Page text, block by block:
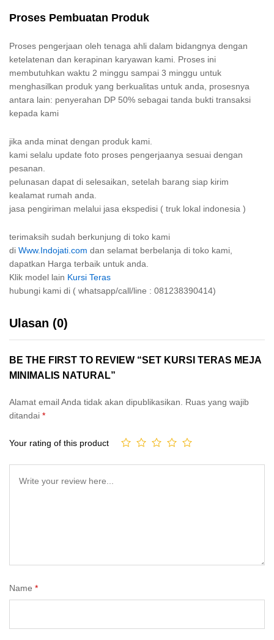
Proses Pembuatan Produk
Proses pengerjaan oleh tenaga ahli dalam bidangnya dengan
ketelatenan dan kerapinan karyawan kami. Proses ini
membutuhkan waktu 2 minggu sampai 3 minggu untuk
menghasilkan produk yang berkualitas untuk anda, prosesnya
antara lain: penyerahan DP 50% sebagai tanda bukti transaksi
kepada kami
jika anda minat dengan produk kami.
kami selalu update foto proses pengerjaanya sesuai dengan
pesanan.
pelunasan dapat di selesaikan, setelah barang siap kirim
kealamat rumah anda.
jasa pengiriman melalui jasa ekspedisi ( truk lokal indonesia )
terimaksih sudah berkunjung di toko kami
di Www.Indojati.com dan selamat berbelanja di toko kami,
dapatkan Harga terbaik untuk anda.
Klik model lain Kursi Teras
hubungi kami di ( whatsapp/call/line : 081238390414)
Ulasan (0)
BE THE FIRST TO REVIEW “SET KURSI TERAS MEJA
MINIMALIS NATURAL”
Alamat email Anda tidak akan dipublikasikan.
Ruas yang wajib
ditandai *
Your rating of this product
Name *